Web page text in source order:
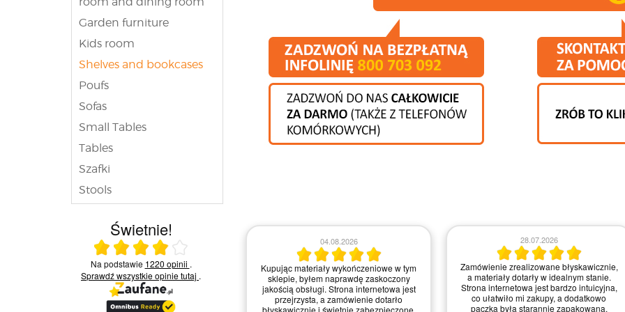
Garden furniture
Kids room
Shelves and bookcases
Poufs
Sofas
Small Tables
Tables
Szafki
Stools
Świetnie!
Ocena średnia 4 na 5
Na podstawie 1220 opinii .
Sprawdź wszystkie opinietutaj .
25.07.2026
Kiedy zdecydowałem się na zakupy w tym
sklepie, nie mogłem być bardziej
zadowolony. Strona była intuicyjna, a
zamówienie dotarło błyskawicznie i
świetnie zapakowane. Widać, że dbają o
23.07.2026
Zamówienie zrealizowane błyskawicznie,
a materiały wykończeniowe dotarły w
idealnym stanie, świetnie zapakowane.
Strona sklepu jest intuicyjna i przyjemna w
obsłudze, co zdecydowanie ułatwiło mi
21.07.2026
Zamówienie było proste do
a strona intuicyjna. Myślę, że mogliby
trochę poprawić szybkość dostawy, ale
ogólnie jestem zadowolony z jakości
materiałów i obsługi – zasługują na